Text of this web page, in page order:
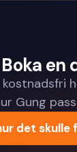
Boka en
kostnadsfri
Gung
det skulle